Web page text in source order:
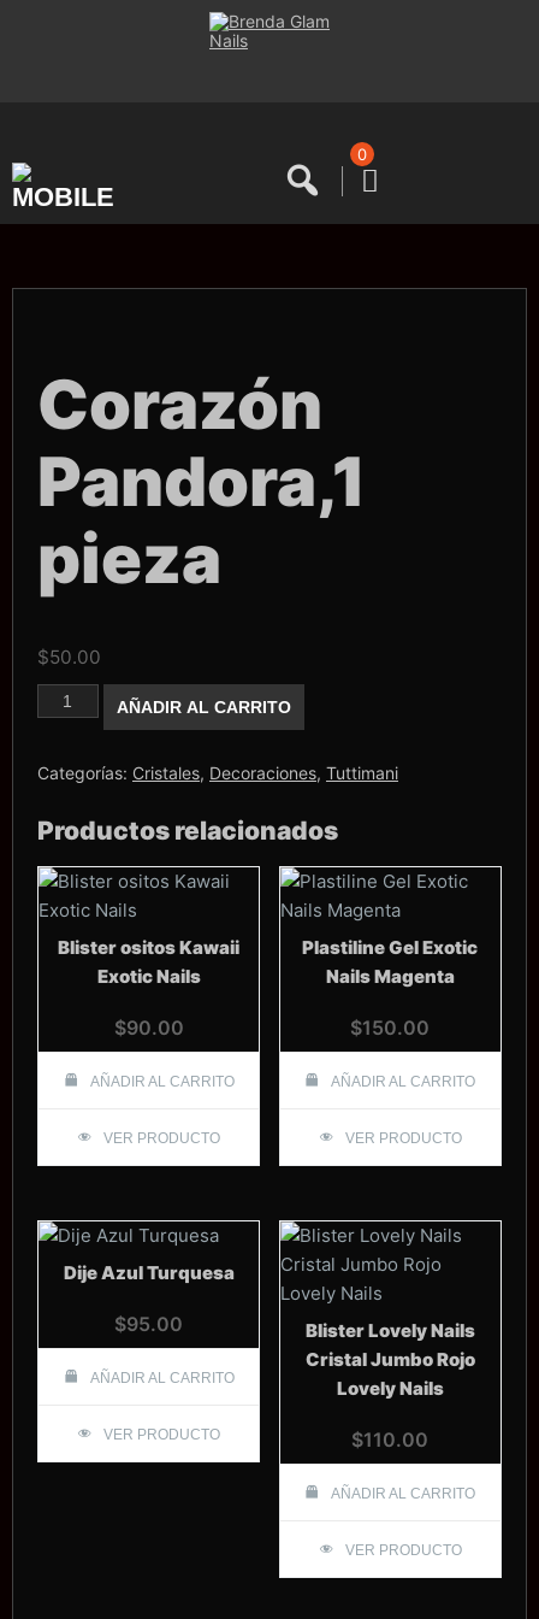
0
Corazón
Pandora,1
pieza
$50.00
Corazón
Pandora,1
AÑADIR AL CARRITO
Categorías: Cristales, Decoraciones, Tuttimani
Productos relacionados
Blister ositos Kawaii
Exotic Nails
$90.00
AÑADIR AL CARRITO
VER PRODUCTO
Plastiline Gel Exotic
Nails Magenta
$150.00
AÑADIR AL CARRITO
VER PRODUCTO
Dije Azul Turquesa
$95.00
AÑADIR AL CARRITO
VER PRODUCTO
Blister Lovely Nails
Cristal Jumbo Rojo
Lovely Nails
$110.00
AÑADIR AL CARRITO
VER PRODUCTO